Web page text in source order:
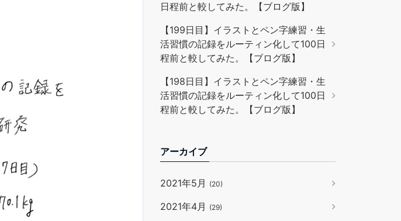
日程前と較してみた。【ブログ版】
【199日目】イラストとペン字練習・生
活習慣の記録をルーティン化して100日
程前と較してみた。【ブログ版】
【198日目】イラストとペン字練習・生
活習慣の記録をルーティン化して100日
程前と較してみた。【ブログ版】
アーカイブ
2021年5月 (20)
2021年4月 (29)